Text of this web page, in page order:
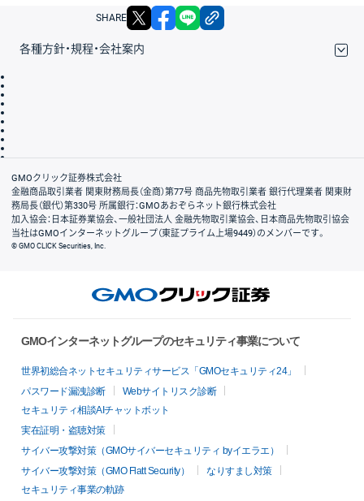
SHARE X facebook
各種方針・規程・会社案内
会社案内
GMOクリック証券株式会社
金融商品取引業者 関東財務局長（金商）第77号 商品先物取引業者 銀行代理業者 関東財
務局長（銀代）第330号 所属銀行：GMOあおぞらネット銀行株式会社
加入協会：日本証券業協会、一般社団法人 金融先物取引業協会、日本商品先物取引協会
当社はGMOインターネットグループ（東証プライム上場9449）のメンバーです。
© GMO CLICK Securities, Inc.
GMOインターネットグループのセキュリティ事業について
世界初総合ネットセキュリティサービス「GMOセキュリティ24」
パスワード漏洩診断
Webサイトリスク診断
セキュリティ相談AIチャットボット
実在証明・盗聴対策
サイバー攻撃対策（GMOサイバーセキュリティ byイエラエ）
サイバー攻撃対策（GMO Flatt Security）
なりすまし対策
セキュリティ事業の軌跡